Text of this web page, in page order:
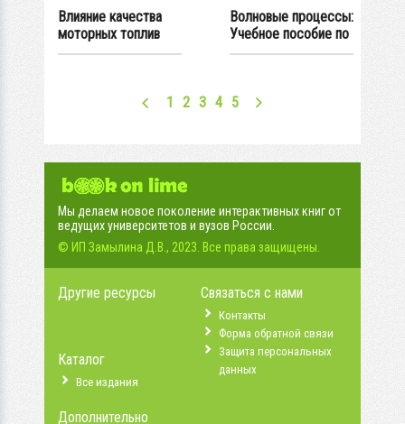
Влияние качества
моторных топлив
на...
Волновые процессы:
Учебное пособие по
проведению...
1 2 3 4 5
Мы делаем новое поколение интерактивных книг от
ведущих университетов и вузов России.
© ИП Замылина Д.В., 2023. Все права защищены.
Другие ресурсы
Каталог
Все издания
Дополнительно
Связаться с нами
Контакты
Форма обратной связи
Защита персональных
данных